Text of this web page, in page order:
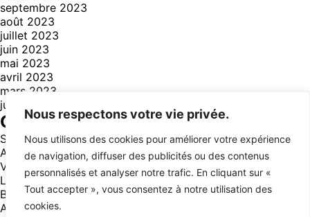
Nous respectons votre vie privée.
Nous utilisons des cookies pour améliorer votre expérience
de navigation, diffuser des publicités ou des contenus
personnalisés et analyser notre trafic. En cliquant sur «
Tout accepter », vous consentez à notre utilisation des
cookies.
septembre 2023
août 2023
juillet 2023
juin 2023
mai 2023
avril 2023
mars 2023
juillet 2021
Catégories
Style(3)
Aventure(14)
Voyage
Lifestyle(12)
Business (13)
Animals(1)